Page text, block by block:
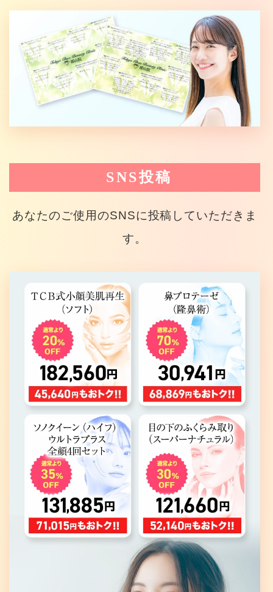
SNS投稿
あなたのご使用のSNSに投稿していただきま
す。